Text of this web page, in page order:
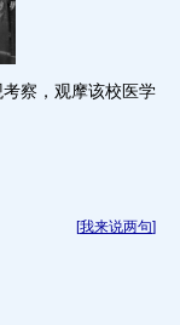
察，观摩该校医学
[我来说两句]